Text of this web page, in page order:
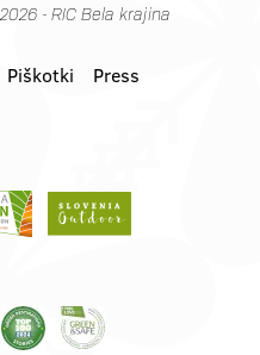
- RIC Bela krajina
Piškotki Press